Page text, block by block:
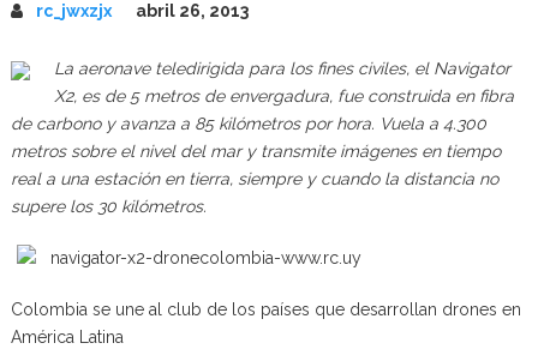
rc_jwxzjx abril 26, 2013
La aeronave teledirigida para los fines civiles, el Navigator
X2, es de 5 metros de envergadura, fue construida en fibra
de carbono y avanza a 85 kilómetros por hora. Vuela a 4.300
metros sobre el nivel del mar y transmite imágenes en tiempo
real a una estación en tierra, siempre y cuando la distancia no
supere los 30 kilómetros.
Colombia se une al club de los países que desarrollan drones en
América Latina